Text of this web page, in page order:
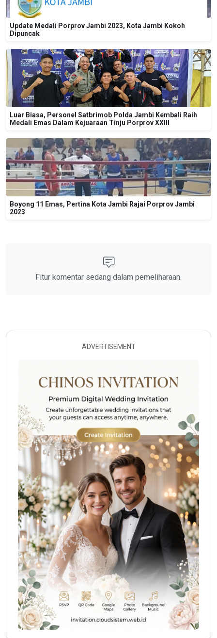
Update Medali Porprov Jambi 2023, Kota Jambi Kokoh
Dipuncak
Luar Biasa, Personel Satbrimob Polda Jambi Kembali Raih
Medali Emas Dalam Kejuaraan Tinju Porprov XXIII
Boyong 11 Emas, Pertina Kota Jambi Rajai Porprov Jambi
2023
Fitur komentar sedang dalam pemeliharaan.
ADVERTISEMENT